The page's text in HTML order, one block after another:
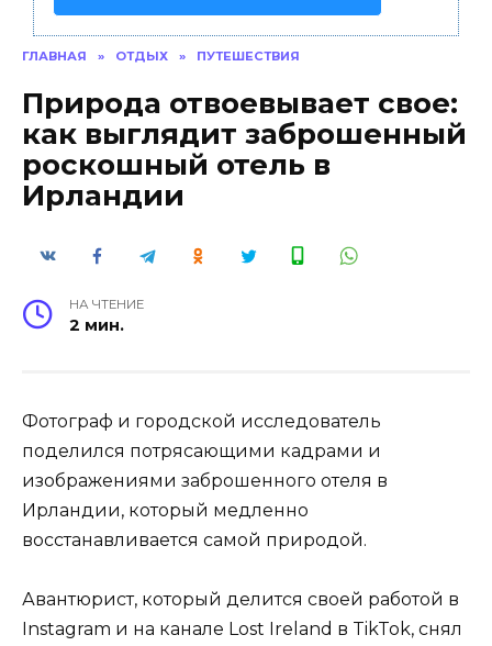
ГЛАВНАЯ » ОТДЫХ » ПУТЕШЕСТВИЯ
Природа отвоевывает свое:
как выглядит заброшенный
роскошный отель в
Ирландии
НА ЧТЕНИЕ
2 мин.
Фотограф и городской исследователь
поделился потрясающими кадрами и
изображениями заброшенного отеля в
Ирландии, который медленно
восстанавливается самой природой.
Авантюрист, который делится своей работой в
Instagram и на канале Lost Ireland в TikTok, снял